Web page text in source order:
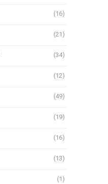
(16)
(21)
(34)
(12)
(49)
(19)
(16)
(13)
(1)